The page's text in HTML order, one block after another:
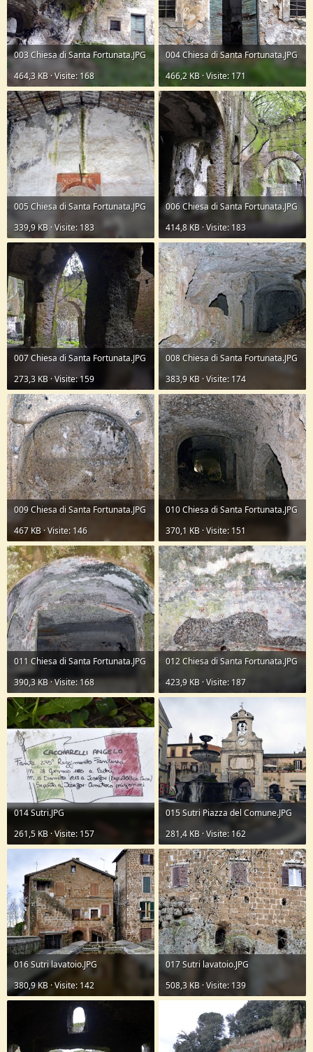
003 Chiesa di Santa Fortunata.JPG
464,3 KB · Visite: 168
004 Chiesa di Santa Fortunata.JPG
466,2 KB · Visite: 171
005 Chiesa di Santa Fortunata.JPG
339,9 KB · Visite: 183
006 Chiesa di Santa Fortunata.JPG
414,8 KB · Visite: 183
007 Chiesa di Santa Fortunata.JPG
273,3 KB · Visite: 159
008 Chiesa di Santa Fortunata.JPG
383,9 KB · Visite: 174
009 Chiesa di Santa Fortunata.JPG
467 KB · Visite: 146
010 Chiesa di Santa Fortunata.JPG
370,1 KB · Visite: 151
011 Chiesa di Santa Fortunata.JPG
390,3 KB · Visite: 168
012 Chiesa di Santa Fortunata.JPG
423,9 KB · Visite: 187
014 Sutri.JPG
261,5 KB · Visite: 157
015 Sutri Piazza del Comune.JPG
281,4 KB · Visite: 162
016 Sutri lavatoio.JPG
380,9 KB · Visite: 142
017 Sutri lavatoio.JPG
508,3 KB · Visite: 139